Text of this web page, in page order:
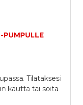
PUMPULLE
Tilataksesi
kautta tai soita